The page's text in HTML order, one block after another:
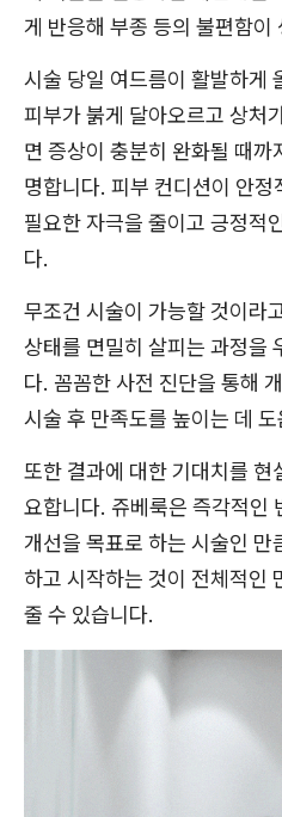
게 반응해 부종 등의 불편함이
시술 당일 여드름이 활발하게
피부가 붉게 달아오르고 상처
면 증상이 충분히 완화될 때까
명합니다. 피부 컨디션이 안
필요한 자극을 줄이고 긍정적
다.
무조건 시술이 가능할 것이라
상태를 면밀히 살피는 과정을
다. 꼼꼼한 사전 진단을 통해
시술 후 만족도를 높이는 데
또한 결과에 대한 기대치를 현
요합니다. 쥬베룩은 즉각적인
개선을 목표로 하는 시술인
하고 시작하는 것이 전체적인
줄 수 있습니다.